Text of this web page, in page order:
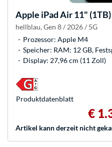
Apple iPad Air 11"
hellblau, Gen 8 / 2026 / 5G
Prozessor: Apple M4
Speicher: RAM: 12 GB,
Display: 27,96 cm (11 Zoll)
€
Artikel kann derzeit nicht
Produkt­datenblatt